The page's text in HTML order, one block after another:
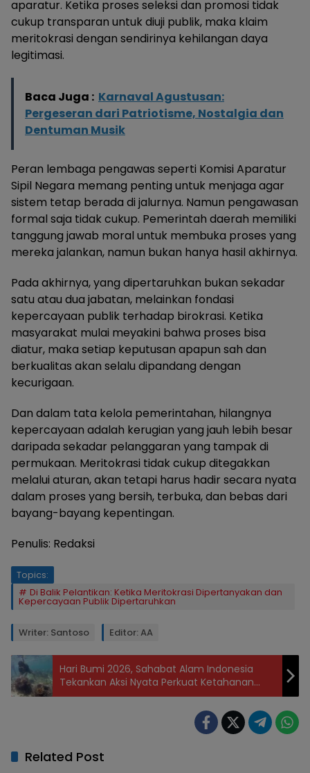
aparatur. Ketika proses seleksi dan promosi tidak
cukup transparan untuk diuji publik, maka klaim
meritokrasi dengan sendirinya kehilangan daya
legitimasi.
Baca Juga : Karnaval Agustusan:
Pergeseran dari Patriotisme, Nostalgia dan
Dentuman Musik
Peran lembaga pengawas seperti Komisi Aparatur
Sipil Negara memang penting untuk menjaga agar
sistem tetap berada di jalurnya. Namun pengawasan
formal saja tidak cukup. Pemerintah daerah memiliki
tanggung jawab moral untuk membuka proses yang
mereka jalankan, namun bukan hanya hasil akhirnya.
Pada akhirnya, yang dipertaruhkan bukan sekadar
satu atau dua jabatan, melainkan fondasi
kepercayaan publik terhadap birokrasi. Ketika
masyarakat mulai meyakini bahwa proses bisa
diatur, maka setiap keputusan apapun sah dan
berkualitas akan selalu dipandang dengan
kecurigaan.
Dan dalam tata kelola pemerintahan, hilangnya
kepercayaan adalah kerugian yang jauh lebih besar
daripada sekadar pelanggaran yang tampak di
permukaan. Meritokrasi tidak cukup ditegakkan
melalui aturan, akan tetapi harus hadir secara nyata
dalam proses yang bersih, terbuka, dan bebas dari
bayang-bayang kepentingan.
Penulis: Redaksi
Topics:
Di Balik Pelantikan: Ketika Meritokrasi Dipertanyakan dan
Kepercayaan Publik Dipertaruhkan
Writer: Santoso Editor: AA
Hari Bumi 2026, Sahabat Alam Indonesia
Tekankan Aksi Nyata Perkuat Ketahanan
Pangan hingga Energi
Related Post